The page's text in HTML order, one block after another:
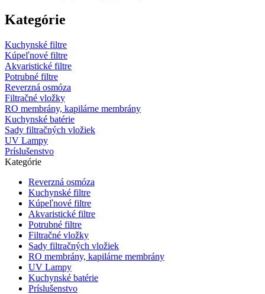
Kategórie
Kuchynské filtre
Kúpeľnové filtre
Akvaristické filtre
Potrubné filtre
Reverzná osmóza
Filtračné vložky
RO membrány, kapilárne membrány
Kuchynské batérie
Sady filtračných vložiek
UV Lampy
Príslušenstvo
Kategórie
Reverzná osmóza
Kuchynské filtre
Kúpeľnové filtre
Akvaristické filtre
Potrubné filtre
Filtračné vložky
Sady filtračných vložiek
RO membrány, kapilárne membrány
UV Lampy
Kuchynské batérie
Príslušenstvo